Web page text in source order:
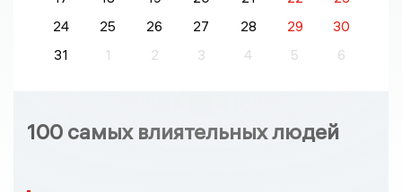
24
25 26 27 28 29
30
31
1 2 3 4 5 6
100 самых влиятельных людей